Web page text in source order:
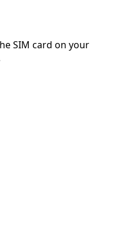
SIM card on your